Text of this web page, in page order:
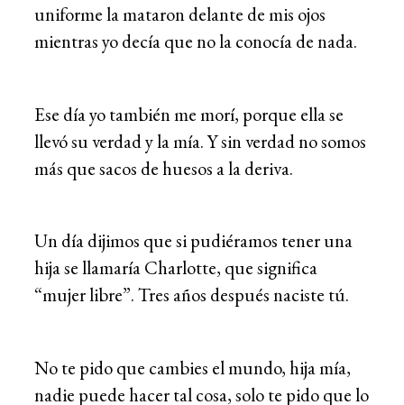
uniforme la mataron delante de mis ojos
mientras yo decía que no la conocía de nada.
Ese día yo también me morí, porque ella se
llevó su verdad y la mía. Y sin verdad no somos
más que sacos de huesos a la deriva.
Un día dijimos que si pudiéramos tener una
hija se llamaría Charlotte, que significa
“mujer libre”. Tres años después naciste tú.
No te pido que cambies el mundo, hija mía,
nadie puede hacer tal cosa, solo te pido que lo